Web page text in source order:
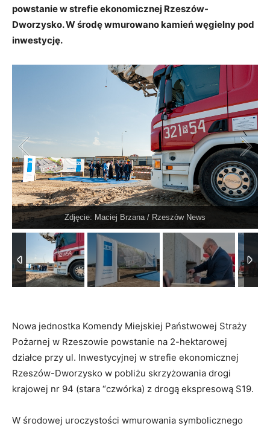
powstanie w strefie ekonomicznej Rzeszów-
Dworzysko. W środę wmurowano kamień węgielny pod
inwestycję.
1/39 Zdjęcie: Maciej Brzana / Rzeszów News
Nowa jednostka Komendy Miejskiej Państwowej Straży
Pożarnej w Rzeszowie powstanie na 2-hektarowej
działce przy ul. Inwestycyjnej w strefie ekonomicznej
Rzeszów-Dworzysko w pobliżu skrzyżowania drogi
krajowej nr 94 (stara “czwórka) z drogą ekspresową S19.
W środowej uroczystości wmurowania symbolicznego